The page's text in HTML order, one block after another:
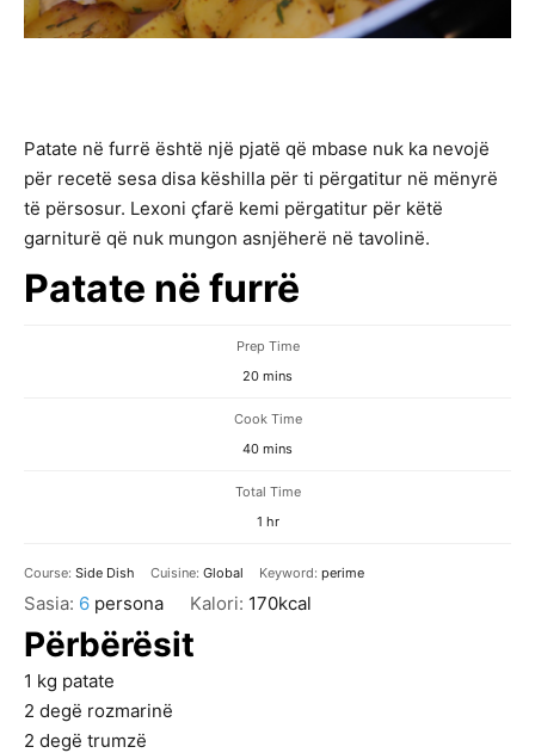
Patate në furrë është një pjatë që mbase nuk ka nevojë
për recetë sesa disa këshilla për ti përgatitur në mënyrë
të përsosur. Lexoni çfarë kemi përgatitur për këtë
garniturë që nuk mungon asnjëherë në tavolinë.
Patate në furrë
Prep Time
20minutes
mins
Cook Time
40minutes
mins
Total Time
1hour
hr
Course: Side Dish Cuisine:Global Keyword:perime
Sasia: 6 persona Kalori: 170kcal
Përbërësit
1 kg patate
2 degë rozmarinë
2 degë trumzë